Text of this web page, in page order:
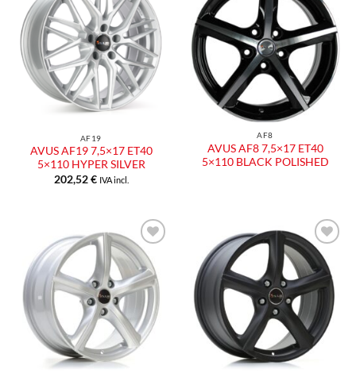
Aggiungi
alla lista
dei
desideri
AF19
AVUS AF19 7,5×17 ET40
5×110 HYPER SILVER
202,52€ IVA incl.
Aggiungi
alla lista
dei
desideri
AF8
AVUS AF8 7,5×17 ET40
5×110 BLACK POLISHED
Aggiungi
alla lista
dei
desideri
Aggiungi
alla lista
dei
desideri